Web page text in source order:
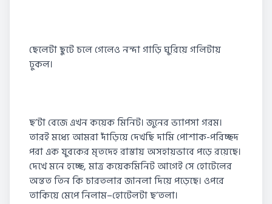
ছেলেটা ছুটে চলে গেলেও নন্দা গাড়ি ঘুরিয়ে গলিটায়
ঢুকল।
ছ’টা বেজে এখন কয়েক মিনিট। জুনের ভ্যাপসা গরম।
তারই মধ্যে আমরা দাঁড়িয়ে দেখছি দামি পোশাক-পরিচ্ছদ
পরা এক যুবকের মৃতদেহ রাস্তায় অসহায়ভাবে পড়ে রয়েছে।
দেখে মনে হচ্ছে, মাত্র কয়েকমিনিট আগেই সে হোটেলের
অন্তত তিন কি চারতলার জানলা দিয়ে পড়েছে। ওপরে
তাকিয়ে মেপে নিলাম–হোটেলটা ছ’তলা।